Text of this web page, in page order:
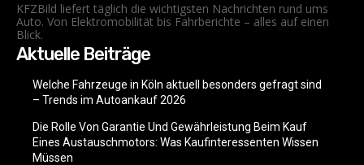
KFZBild liefert täglich die wichtigsten Nachrichten rund ums
Auto. Von Elektromobilität bis Fahrberichte – alles auf einen
Blick.
Aktuelle Beiträge
Welche Fahrzeuge in Köln aktuell besonders gefragt sind
– Trends im Autoankauf 2026
Die Rolle Von Garantie Und Gewährleistung Beim Kauf
Eines Austauschmotors: Was Kaufinteressenten Wissen
Müssen